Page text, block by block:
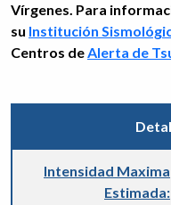
Vírgenes. Para
su Institución
Centros deAlerta de
Intensidad Maxima
Estimada: